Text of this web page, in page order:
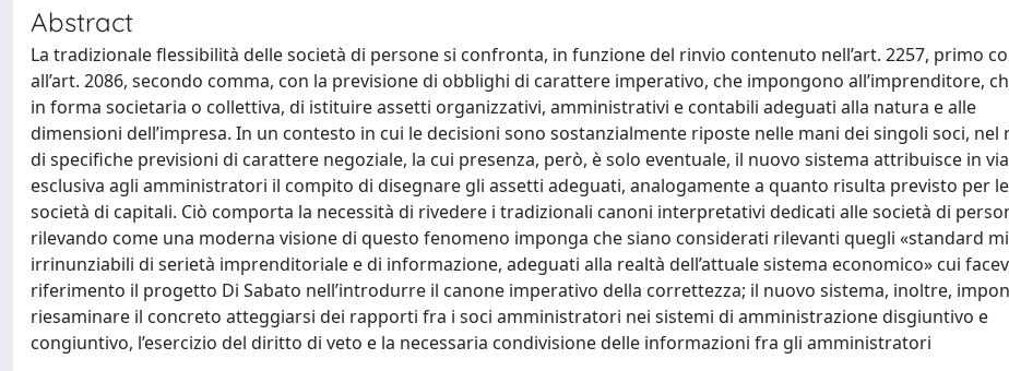
Abstract
La tradizionale flessibilità delle società di persone si confronta, in funzione del rinvio contenuto nell’art. 2257, primo
all’art. 2086, secondo comma, con la previsione di obblighi di carattere imperativo, che impongono all’imprenditore,
in forma societaria o collettiva, di istituire assetti organizzativi, amministrativi e contabili adeguati alla natura e alle
dimensioni dell’impresa. In un contesto in cui le decisioni sono sostanzialmente riposte nelle mani dei singoli soci, nel
di specifiche previsioni di carattere negoziale, la cui presenza, però, è solo eventuale, il nuovo sistema attribuisce in via
esclusiva agli amministratori il compito di disegnare gli assetti adeguati, analogamente a quanto risulta previsto per le
società di capitali. Ciò comporta la necessità di rivedere i tradizionali canoni interpretativi dedicati alle società di
rilevando come una moderna visione di questo fenomeno imponga che siano considerati rilevanti quegli «standard
irrinunziabili di serietà imprenditoriale e di informazione, adeguati alla realtà dell’attuale sistema economico» cui
riferimento il progetto Di Sabato nell’introdurre il canone imperativo della correttezza; il nuovo sistema, inoltre,
riesaminare il concreto atteggiarsi dei rapporti fra i soci amministratori nei sistemi di amministrazione disgiuntivo e
congiuntivo, l’esercizio del diritto di veto e la necessaria condivisione delle informazioni fra gli amministratori